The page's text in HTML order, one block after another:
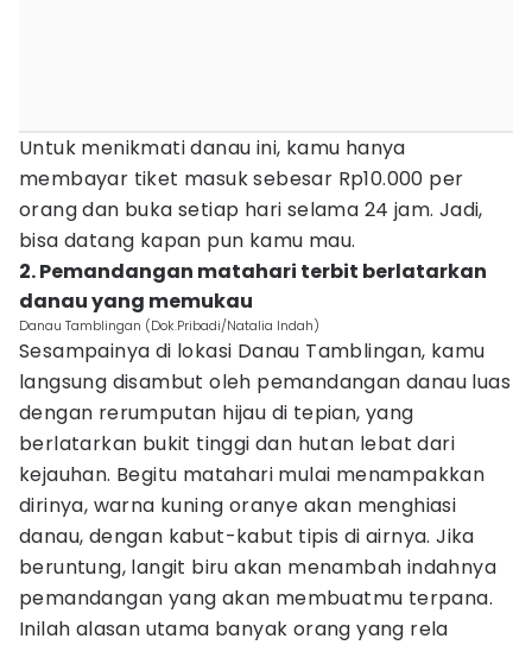
Untuk menikmati danau ini, kamu hanya
membayar tiket masuk sebesar Rp10.000 per
orang dan buka setiap hari selama 24 jam. Jadi,
bisa datang kapan pun kamu mau.
2. Pemandangan matahari terbit berlatarkan
danau yang memukau
Danau Tamblingan (Dok.Pribadi/Natalia Indah)
Sesampainya di lokasi Danau Tamblingan, kamu
langsung disambut oleh pemandangan danau luas
dengan rerumputan hijau di tepian, yang
berlatarkan bukit tinggi dan hutan lebat dari
kejauhan. Begitu matahari mulai menampakkan
dirinya, warna kuning oranye akan menghiasi
danau, dengan kabut-kabut tipis di airnya. Jika
beruntung, langit biru akan menambah indahnya
pemandangan yang akan membuatmu terpana.
Inilah alasan utama banyak orang yang rela